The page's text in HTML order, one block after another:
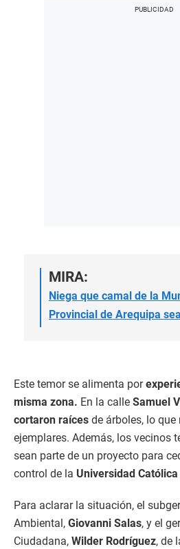
MIRA:
Niega que camal de la
Provincial de Arequipa
Este temor se alimenta por
misma zona. En la calle Samuel
cortaron raíces de árboles, lo
ejemplares. Además, los vecinos
sean parte de un proyecto para
control de la Universidad
Para aclarar la situación, el
Ambiental, Giovanni Salas, y el
Ciudadana, Wilder Rodríguez, de